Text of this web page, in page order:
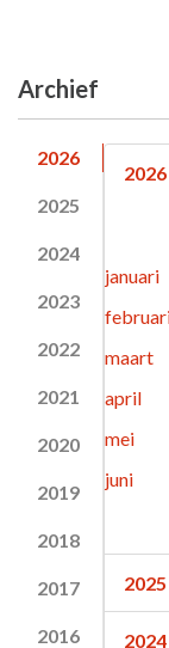
Archief
2026
2025
2024
2023
2022
2021
2020
2019
2018
2017
2016
2026
januari
maart
april
mei
juni
2025
2024